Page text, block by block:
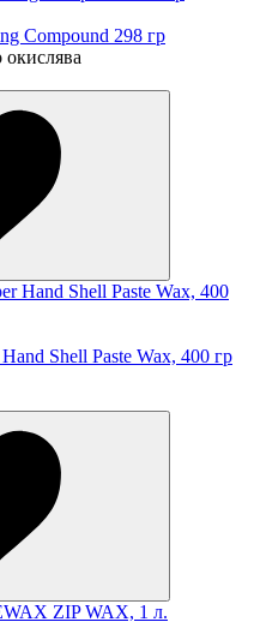
Compound 298 гр
Shell Paste Wax, 400 гр